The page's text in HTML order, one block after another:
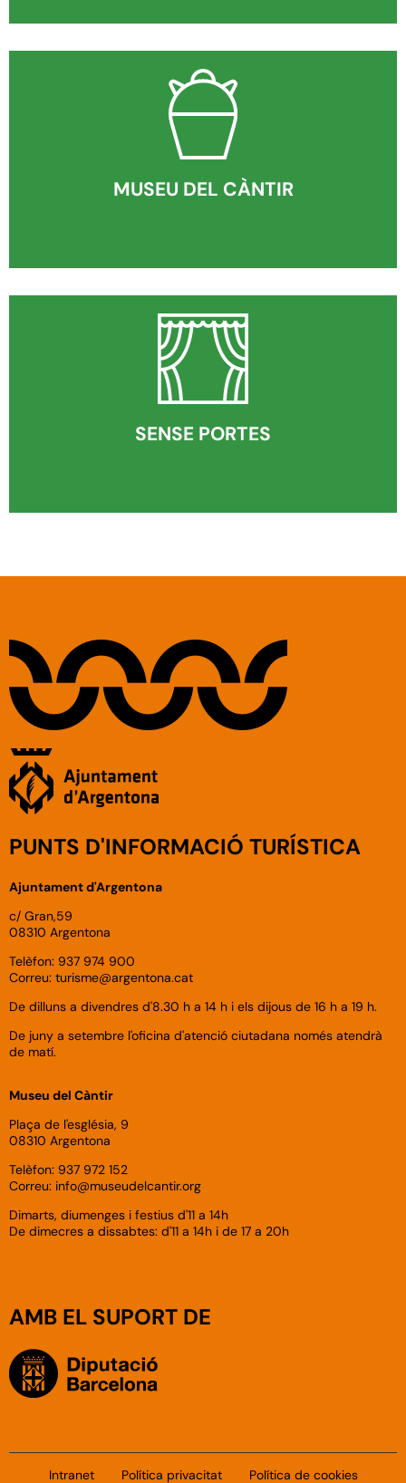
MUSEU DEL CÀNTIR
SENSE PORTES
PUNTS D'INFORMACIÓ TURÍSTICA
Ajuntament d'Argentona
c/ Gran,59
08310 Argentona
Telèfon: 937 974 900
Correu: turisme@argentona.cat
De dilluns a divendres d'8.30 h a 14 h i els dijous de 16 h a 19 h.
De juny a setembre l'oficina d'atenció ciutadana només atendrà
de matí.
Museu del Càntir
Plaça de l'església, 9
08310 Argentona
Telèfon: 937 972 152
Correu: info@museudelcantir.org
Dimarts, diumenges i festius d'11 a 14h
De dimecres a dissabtes: d'11 a 14h i de 17 a 20h
AMB EL SUPORT DE
Intranet Política privacitat Política de cookies